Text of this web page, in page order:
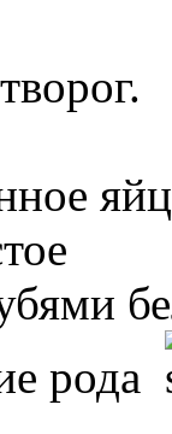
рода